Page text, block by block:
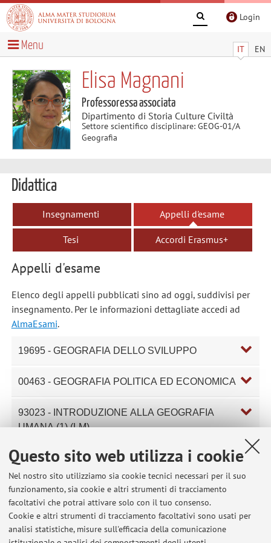
Questo sito web utilizza i cookie
Nel nostro sito utilizziamo sia cookie tecnici necessari per il suo
funzionamento, sia cookie e altri strumenti di tracciamento
facoltativi che potrai attivare solo con il tuo consenso.
Cookie e altri strumenti di tracciamento facoltativi sono usati per
analisi statistiche, misure sull'efficacia della comunicazione
Login
IT EN
Menu
Elisa Magnani
Professoressa associata
Dipartimento di Storia Culture Civiltà
Settore scientifico disciplinare: GEOG-01/A
Geografia
Didattica
Insegnamenti Appelli d'esame
Tesi Accordi Erasmus+
Appelli d'esame
Elenco degli appelli pubblicati sino ad oggi, suddivisi per
insegnamento. Per le informazioni dettagliate accedi ad
AlmaEsami.
19695 - GEOGRAFIA DELLO SVILUPPO
00463 - GEOGRAFIA POLITICA ED ECONOMICA
93023 - INTRODUZIONE ALLA GEOGRAFIA
UMANA (1) (LM)
B8127 - INTRODUZIONE ALLA GEOGRAFIA
UMANA (1) (LM)
B8127 - INTRODUZIONE ALLA GEOGRAFIA
UMANA (1) (LM)
Componente del corso integratoB8126 - INTRODUZIONE